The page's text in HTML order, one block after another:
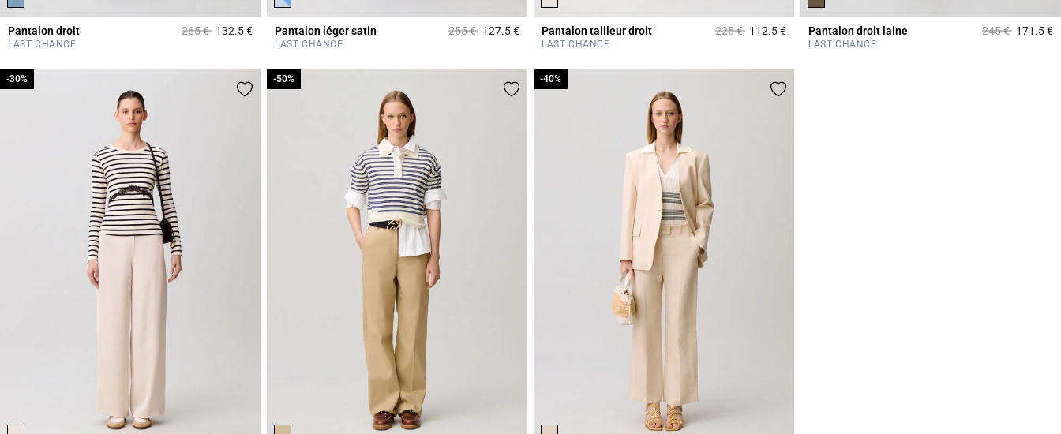
Pantalon droit Prix réduit à partir de
265 €à132.5 €5 out of 5 Customer Rating
LAST CHANCE
Pantalon léger satin Prix réduit à partir de
255 €à127.5 €4,2 out of 5 Customer Rating
LAST CHANCE
Pantalon tailleur droit Prix réduit à partir de
225 €à112.5 €5 out of 5 Customer Rating
LAST CHANCE
Pantalon droit laine Prix réduit à
245 €à171.5 €5
LAST CHANCE
-30%
-30% -50%
-50% -40%
-40%